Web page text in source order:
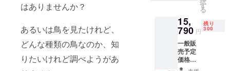
はありませんか？
あるいは鳥を見たけれど、
どんな種類の鳥なのか、知
りたいけれど調べようがあ
1 スタ
充電
ケーブ
ル×1 壁
付用ス
テッ
カー×1
壁付用
す
る
15,
790 円
残り
300
一般販
売予定
価格：
21,385